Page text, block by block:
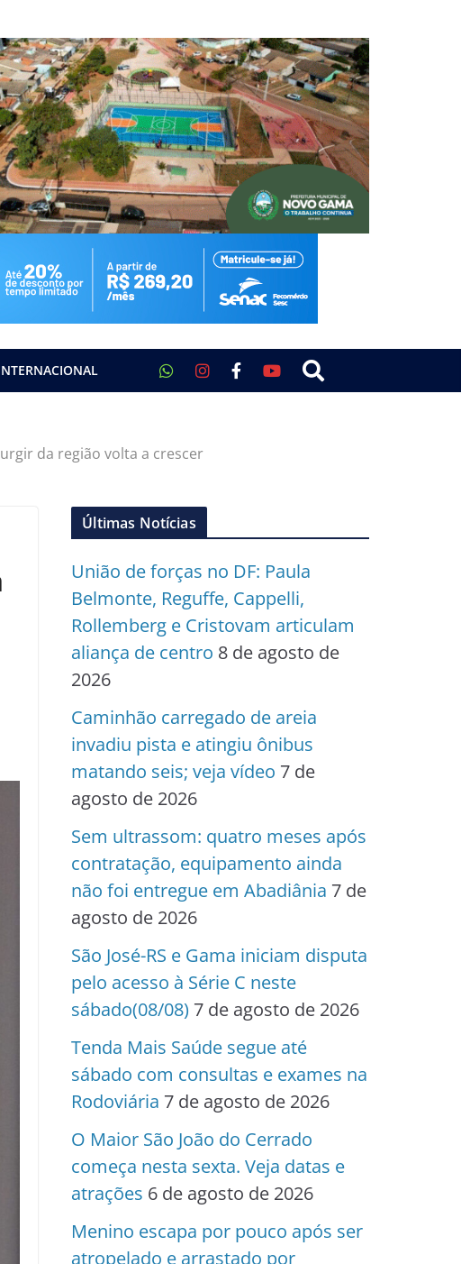
da região volta a crescer
Últimas Notícias
União de forças no DF: Paula
Belmonte, Reguffe, Cappelli,
Rollemberg e Cristovam articulam
aliança de centro 8 de agosto de
2026
Caminhão carregado de areia
invadiu pista e atingiu ônibus
matando seis; veja vídeo 7 de
agosto de 2026
Sem ultrassom: quatro meses após
contratação, equipamento ainda
não foi entregue em Abadiânia 7 de
agosto de 2026
São José-RS e Gama iniciam disputa
pelo acesso à Série C neste
sábado(08/08) 7 de agosto de 2026
Tenda Mais Saúde segue até
sábado com consultas e exames na
Rodoviária 7 de agosto de 2026
O Maior São João do Cerrado
começa nesta sexta. Veja datas e
atrações 6 de agosto de 2026
Menino escapa por pouco após ser
atropelado e arrastado por